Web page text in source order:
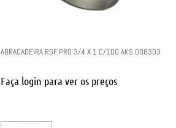
ABRACADEIRA RSF PRO 3/4 X 1 C/100 AKS 008303
Faça login para ver os preços